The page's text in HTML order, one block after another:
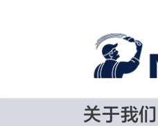
关于我们